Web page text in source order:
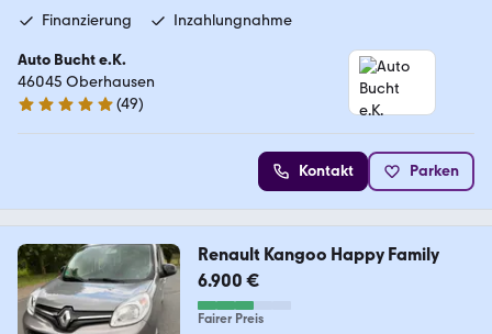
Finanzierung
Inzahlungnahme
Auto Bucht e.K.
46045 Oberhausen
5 Sterne
(49)
Kontakt Parken
Renault Kangoo Happy Family
6.900 €
Fairer Preis